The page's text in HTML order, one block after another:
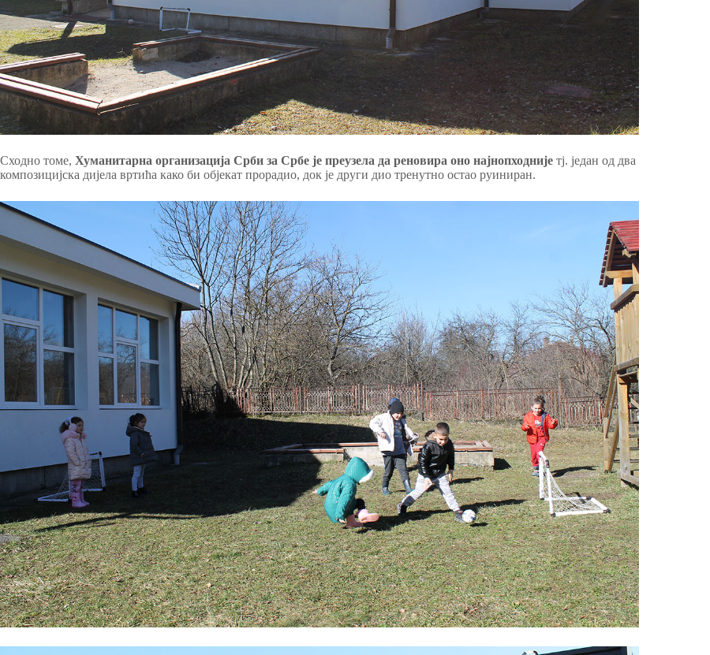
Сходно томе, Хуманитарна организација Срби за Србе је преузела да реновира оно најнопходније тј. један од два
композицијска дијела вртића како би објекат прорадио, док је други дио тренутно остао руиниран.